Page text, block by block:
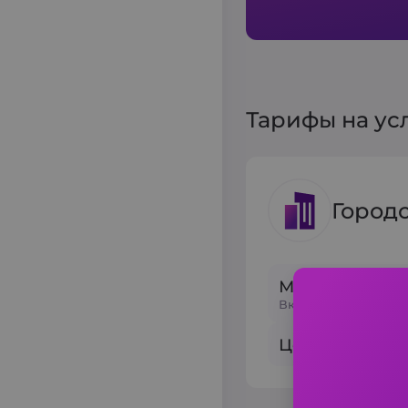
Тарифы на
Минимальный
Включено 6 мин и 3
Цена за 1 км: